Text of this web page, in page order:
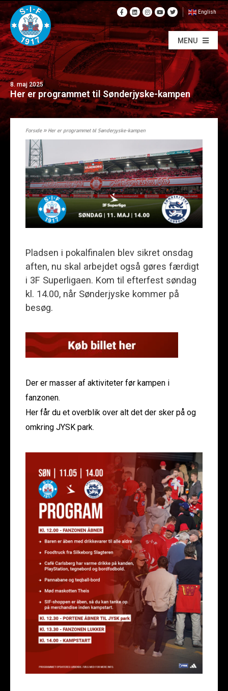
English
MENU
8. maj 2025
Her er programmet til Sønderjyske-kampen
Forside» Her er programmet til Sønderjyske-kampen
Pladsen i pokalfinalen blev sikret onsdag
aften, nu skal arbejdet også gøres færdigt
i 3F Superligaen. Kom til efterfest søndag
kl. 14.00, når Sønderjyske kommer på
besøg.
Der er masser af aktiviteter før kampen i
fanzonen.
Her får du et overblik over alt det der sker på og
omkring JYSK park.